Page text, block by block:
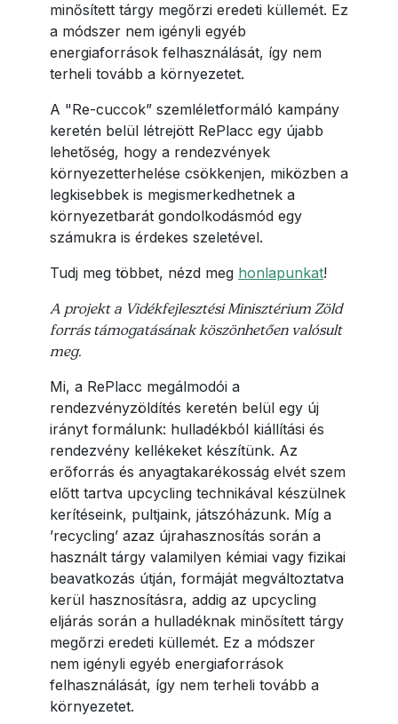
minősített tárgy megőrzi eredeti küllemét. Ez
a módszer nem igényli egyéb
energiaforrások felhasználását, így nem
terheli tovább a környezetet.
A "Re-cuccok” szemléletformáló kampány
keretén belül létrejött RePlacc egy újabb
lehetőség, hogy a rendezvények
környezetterhelése csökkenjen, miközben a
legkisebbek is megismerkedhetnek a
környezetbarát gondolkodásmód egy
számukra is érdekes szeletével.
Tudj meg többet, nézd meg honlapunkat!
A projekt a Vidékfejlesztési Minisztérium Zöld
forrás támogatásának köszönhetően valósult
meg.
Mi, a RePlacc megálmodói a
rendezvényzöldítés keretén belül egy új
irányt formálunk: hulladékból kiállítási és
rendezvény kellékeket készítünk. Az
erőforrás és anyagtakarékosság elvét szem
előtt tartva upcycling technikával készülnek
kerítéseink, pultjaink, játszóházunk. Míg a
’recycling’ azaz újrahasznosítás során a
használt tárgy valamilyen kémiai vagy fizikai
beavatkozás útján, formáját megváltoztatva
kerül hasznosításra, addig az upcycling
eljárás során a hulladéknak minősített tárgy
megőrzi eredeti küllemét. Ez a módszer
nem igényli egyéb energiaforrások
felhasználását, így nem terheli tovább a
környezetet.